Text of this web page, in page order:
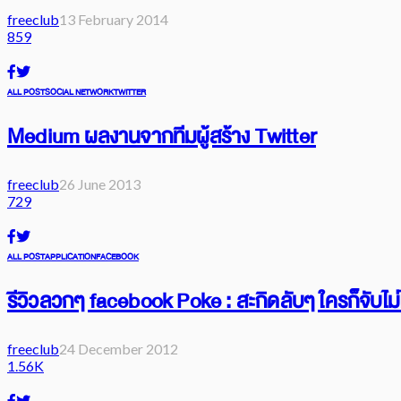
freeclub13 February 2014
859
ALL POSTSOCIAL NETWORKTWITTER
Medium ผลงานจากทีมผู้สร้าง Twitter
freeclub26 June 2013
729
ALL POSTAPPLICATIONFACEBOOK
รีวิวลวกๆ facebook Poke : สะกิดลับๆ ใครก็จับไ
freeclub24 December 2012
1.56K